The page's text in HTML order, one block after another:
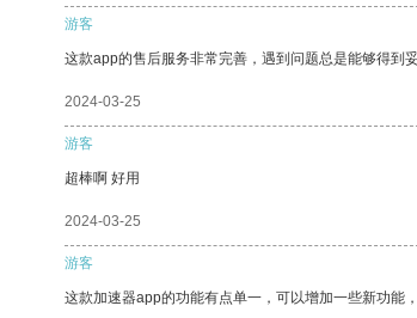
游客
这款app的售后服务非常完善，遇到问题总是能够得到
2024-03-25
游客
超棒啊 好用
2024-03-25
游客
这款加速器app的功能有点单一，可以增加一些新功能